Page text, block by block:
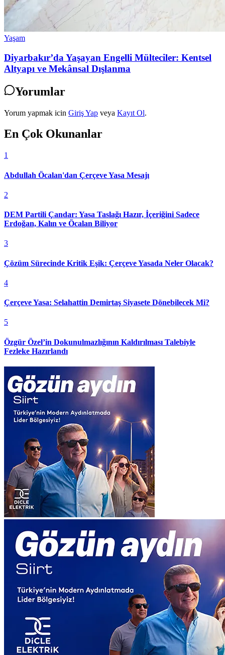
Yaşam
Diyarbakır’da Yaşayan Engelli Mülteciler: Kentsel
Altyapı ve Mekânsal Dışlanma
Yorumlar
Yorum yapmak icin Giriş Yap veya Kayıt Ol.
En Çok Okunanlar
1
Abdullah Öcalan'dan Çerçeve Yasa Mesajı
2
DEM Partili Çandar: Yasa Taslağı Hazır, İçeriğini Sadece
Erdoğan, Kalın ve Öcalan Biliyor
3
Çözüm Sürecinde Kritik Eşik: Çerçeve Yasada Neler Olacak?
4
Çerçeve Yasa: Selahattin Demirtaş Siyasete Dönebilecek Mi?
5
Özgür Özel’in Dokunulmazlığının Kaldırılması Talebiyle
Fezleke Hazırlandı